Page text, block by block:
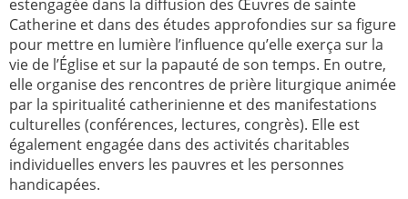
estengagée dans la diffusion des Œuvres de sainte
Catherine et dans des études approfondies sur sa figure
pour mettre en lumière l’influence qu’elle exerça sur la
vie de l’Église et sur la papauté de son temps. En outre,
elle organise des rencontres de prière liturgique animée
par la spiritualité catherinienne et des manifestations
culturelles (conférences, lectures, congrès). Elle est
également engagée dans des activités charitables
individuelles envers les pauvres et les personnes
handicapées.